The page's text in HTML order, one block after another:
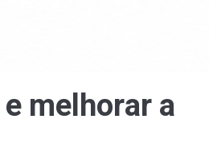
melhorar a